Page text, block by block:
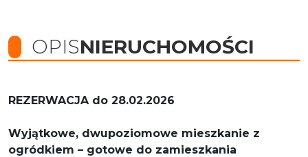
OPISNIERUCHOMOŚCI
REZERWACJA do 28.02.2026
Wyjątkowe, dwupoziomowe mieszkanie z
ogródkiem – gotowe do zamieszkania